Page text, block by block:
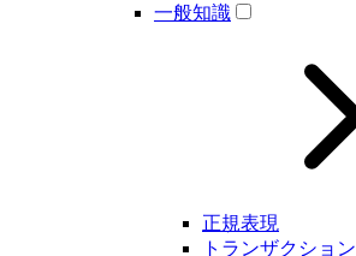
一般知識
正規表現
トランザクション